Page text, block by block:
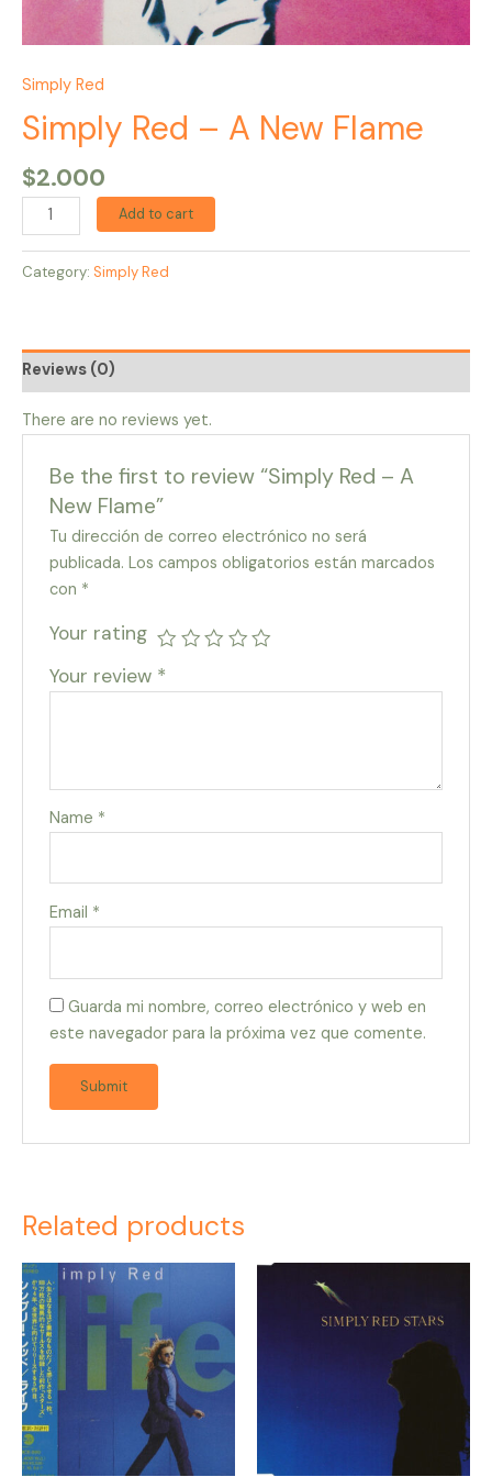
Simply Red
Simply Red – A New Flame
$2.000
Add to cart
Category: Simply Red
Reviews (0)
There are no reviews yet.
Be the first to review “Simply Red – A
New Flame”
Tu dirección de correo electrónico no será
publicada. Los campos obligatorios están marcados
con *
Your rating
Your review *
Name *
Email *
Guarda mi nombre, correo electrónico y web en
este navegador para la próxima vez que comente.
Related products